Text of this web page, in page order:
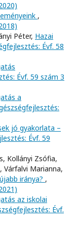
,
Péter, Hazai
Évf. 58
Évf. 59 szám 3
a
jó gyakorlata –
Évf. 59
Kollányi Zsófia,
Várfalvi Marianna,
iránya? ,
az iskolai
Évf.